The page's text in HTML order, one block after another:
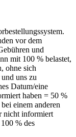
vor dem
und
mit 100 % belastet,
ohne sich
uns zu
Datum/eine
haben = 50 %
einem anderen
nicht informiert
% des